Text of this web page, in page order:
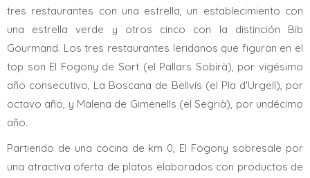
tres restaurantes con una estrella, un establecimiento con
una estrella verde y otros cinco con la distinción Bib
Gourmand. Los tres restaurantes leridanos que figuran en el
top son El Fogony de Sort (el Pallars Sobirà), por vigésimo
año consecutivo, La Boscana de Bellvís (el Pla d'Urgell), por
octavo año, y Malena de Gimenells (el Segrià), por undécimo
año.
Partiendo de una cocina de km 0, El Fogony sobresale por
una atractiva oferta de platos elaborados con productos de